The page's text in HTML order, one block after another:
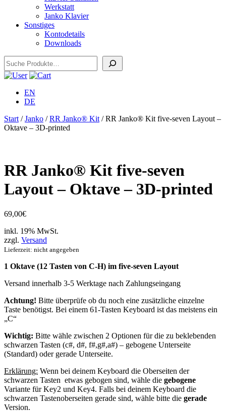
Werkstatt
Janko Klavier
Sonstiges
Kontodetails
Downloads
Suchen
EN
DE
Start /Janko /RR Janko® Kit / RR Janko® Kit five-seven Layout –
Oktave – 3D-printed
RR Janko® Kit five-seven
Layout – Oktave – 3D-printed
69,00€
inkl. 19% MwSt.
zzgl. Versand
Lieferzeit: nicht angegeben
1 Oktave (12 Tasten von C-H) im five-seven Layout
Versand innerhalb 3-5 Werktage nach Zahlungseingang
Achtung! Bitte überprüfe ob du noch eine zusätzliche einzelne
Taste benötigst. Bei einem 61-Tasten Keyboard ist das meistens ein
„C“
Wichtig: Bitte wähle zwischen 2 Optionen für die zu beklebenden
schwarzen Tasten (c#, d#, f#,g#,a#) – gebogene Unterseite
(Standard) oder gerade Unterseite.
Erklärung: Wenn bei deinem Keyboard die Oberseiten der
schwarzen Tasten etwas gebogen sind, wähle die gebogene
Variante für Key2 und Key4. Falls bei deinem Keyboard die
schwarzen Tastenoberseiten gerade sind, wähle bitte die gerade
Version.